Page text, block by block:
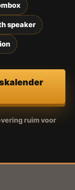
speaker
ruim voor